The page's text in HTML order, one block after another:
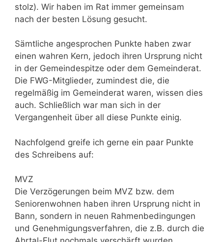
stolz). Wir haben im Rat immer gemeinsam
nach der besten Lösung gesucht.
Sämtliche angesprochen Punkte haben zwar
einen wahren Kern, jedoch ihren Ursprung nicht
in der Gemeindespitze oder dem Gemeinderat.
Die FWG-Mitglieder, zumindest die, die
regelmäßig im Gemeinderat waren, wissen dies
auch. Schließlich war man sich in der
Vergangenheit über all diese Punkte einig.
Nachfolgend greife ich gerne ein paar Punkte
des Schreibens auf:
MVZ
Die Verzögerungen beim MVZ bzw. dem
Seniorenwohnen haben ihren Ursprung nicht in
Bann, sondern in neuen Rahmenbedingungen
und Genehmigungsverfahren, die z.B. durch die